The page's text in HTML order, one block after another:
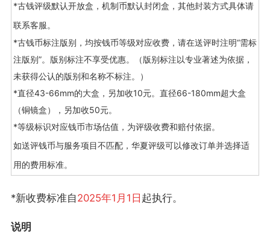
*古钱评级默认开放盒，机制币默认封闭盒，其他封装方式具体请
联系客服。
*古钱币标注版别 ，均按钱币等级对应收费，请在送评时注明“需标
注版别”。版别标注不享受优惠。
（版别标注以专业著述为依据，
未获得公认的版别和名称不标注。）
*直径43-66mm的大盒，另加收10元。直径66-180mm超大盒
（铜镜盒），另加收50元。
*等级标识对应钱币市场估值，为评级收费和赔付依据。
如送评钱币与服务项目不匹配，华夏评级可以修改订单并选择适
用的费用标准。
*新收费标准自2025年1月1日 起执行。
说明